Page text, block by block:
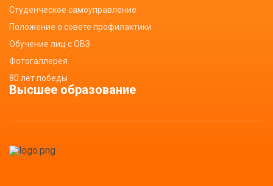
Студенческое самоуправление
Положение о совете профилактики
Обучение лиц с ОВЗ
Фотогаллерея
80 лет победы
Высшее образование